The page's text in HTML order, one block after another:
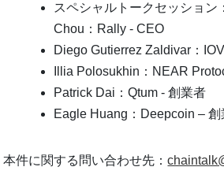
スペシャルトークセッション
Chou：Rally - CEO
Diego Gutierrez Zaldivar：
Illia Polosukhin：NEAR
Patrick Dai：Qtum - 創業者
Eagle Huang：Deepcoin – 創
本件に関する問い合わせ先：